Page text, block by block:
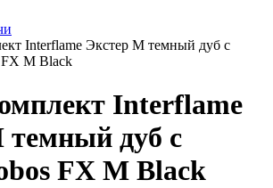
Interflame Экстер М темный дуб с
FX M Black
Interflame
дуб с
FX M Black